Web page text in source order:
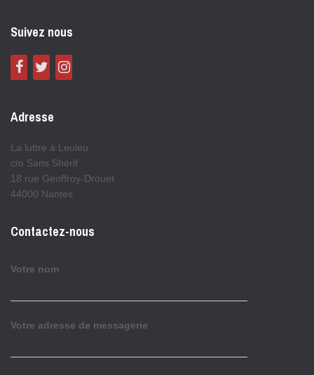
Suivez nous
Adresse
La luttre à Leuleu
c/o Sans Shérif
18 rue Geoffroy-Drouet
44000 Nantes
Contactez-nous
Votre nom
Votre adresse de messagerie